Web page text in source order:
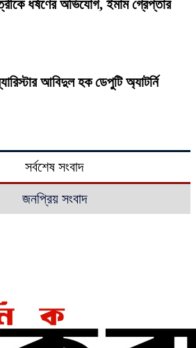
ধর্ষণের অভিযোগ, ইমাম গ্রেপ্তার
আবিদুল হক ডেপুটি অ্যাটর্নি
সর্বশেষ সংবাদ
জনপ্রিয় সংবাদ